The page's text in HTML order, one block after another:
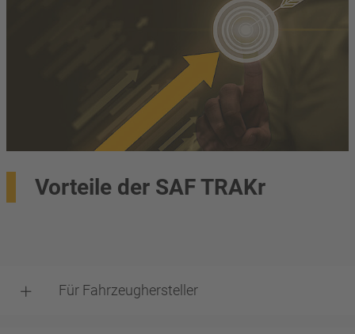
Vorteile der SAF TRAKr
Für Fahrzeughersteller